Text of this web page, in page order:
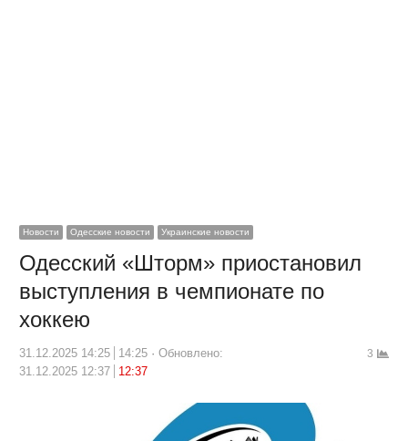
Новости Одесские новости Украинские новости
Одесский «Шторм» приостановил
выступления в чемпионате по
хоккею
31.12.2025 14:25 14:25
Обновлено:
31.12.2025 12:37
12:37
3